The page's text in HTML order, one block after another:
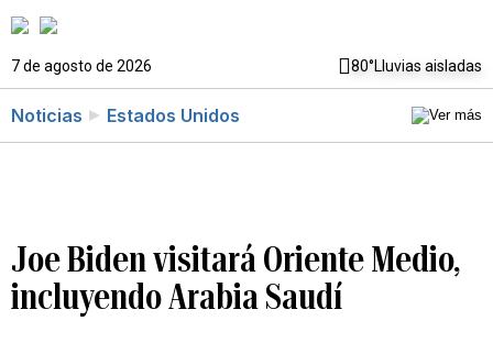
7 de agosto de 2026 80°Lluvias aisladas
Noticias Estados Unidos
Joe Biden visitará Oriente Medio,
incluyendo Arabia Saudí